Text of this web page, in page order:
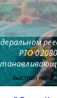
РТО
быстрая